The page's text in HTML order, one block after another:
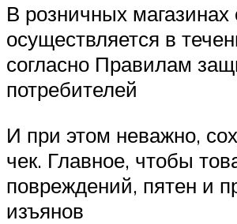
В розничных магазинах
осуществляется в
согласно Правилам
потребителей
И при этом неважно,
чек. Главное, чтобы
повреждений, пятен и
изъянов